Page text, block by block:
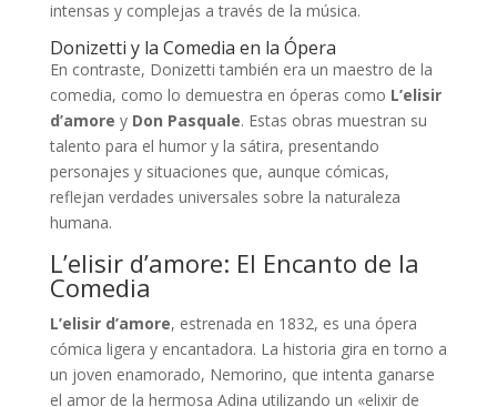
intensas y complejas a través de la música.
Donizetti y la Comedia en la Ópera
En contraste, Donizetti también era un maestro de la
comedia, como lo demuestra en óperas como L’elisir
d’amore y Don Pasquale. Estas obras muestran su
talento para el humor y la sátira, presentando
personajes y situaciones que, aunque cómicas,
reflejan verdades universales sobre la naturaleza
humana.
L’elisir d’amore: El Encanto de la
Comedia
L’elisir d’amore, estrenada en 1832, es una ópera
cómica ligera y encantadora. La historia gira en torno a
un joven enamorado, Nemorino, que intenta ganarse
el amor de la hermosa Adina utilizando un «elixir de